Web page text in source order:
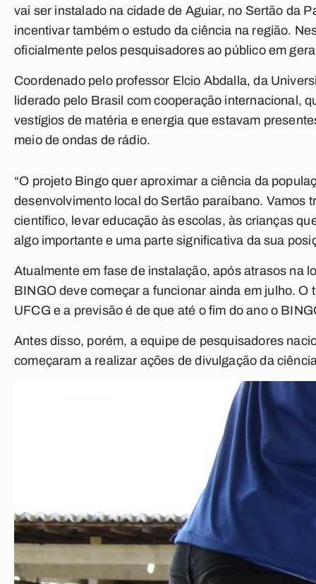
vai ser instalado na cidade de Aguiar, no Sertão da
incentivar também o estudo da ciência na região.
oficialmente pelos pesquisadores ao público em
Coordenado pelo professor Elcio Abdalla, da
liderado pelo Brasil com cooperação internacional,
vestígios de matéria e energia que estavam
meio de ondas de rádio.
“O projeto Bingo quer aproximar a ciência da
desenvolvimento local do Sertão paraibano. Vamos
científico, levar educação às escolas, às crianças
algo importante e uma parte significativa da sua
Atualmente em fase de instalação, após atrasos na
BINGO deve começar a funcionar ainda em julho.
UFCG e a previsão é de que até o fim do ano o
Antes disso, porém, a equipe de pesquisadores
começaram a realizar ações de divulgação da